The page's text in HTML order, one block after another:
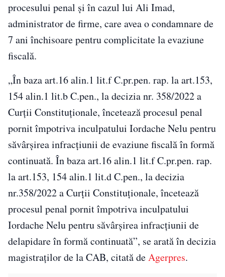
procesului penal şi în cazul lui Ali Imad,
administrator de firme, care avea o condamnare de
7 ani închisoare pentru complicitate la evaziune
fiscală.
„În baza art.16 alin.1 lit.f C.pr.pen. rap. la art.153,
154 alin.1 lit.b C.pen., la decizia nr. 358/2022 a
Curţii Constituţionale, încetează procesul penal
pornit împotriva inculpatului Iordache Nelu pentru
săvârşirea infracţiunii de evaziune fiscală în formă
continuată. În baza art.16 alin.1 lit.f C.pr.pen. rap.
la art.153, 154 alin.1 lit.d C.pen., la decizia
nr.358/2022 a Curţii Constituţionale, încetează
procesul penal pornit împotriva inculpatului
Iordache Nelu pentru săvârşirea infracţiunii de
delapidare în formă continuată”, se arată în decizia
magistraţilor de la CAB, citată deAgerpres.